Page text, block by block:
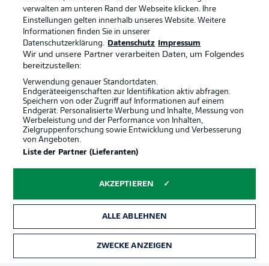
Rechtliche Hinweise
Datenschutz Nutzungsbedingungen
Jobs
Impressum Partner
verwalten am unteren Rand der Webseite klicken. Ihre
Einstellungen gelten innerhalb unseres Website. Weitere
Informationen finden Sie in unserer
Datenschutzerklärung.
Datenschutz Impressum
Wir und unsere Partner verarbeiten Daten, um Folgendes
bereitzustellen:
Verwendung genauer Standortdaten.
Endgeräteeigenschaften zur Identifikation aktiv abfragen.
Speichern von oder Zugriff auf Informationen auf einem
Endgerät. Personalisierte Werbung und Inhalte, Messung von
Werbeleistung und der Performance von Inhalten,
Zielgruppenforschung sowie Entwicklung und Verbesserung
von Angeboten.
Liste der Partner (Lieferanten)
AKZEPTIEREN
ALLE ABLEHNEN
ZWECKE ANZEIGEN